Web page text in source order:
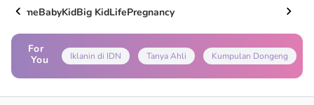
HomeBabyKidBig KidLifePregnancy
For
You
Iklanin di IDN Tanya Ahli Kumpulan Dongeng